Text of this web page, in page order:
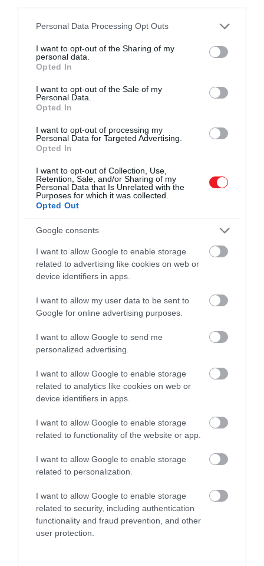
Please note that this website/app uses one or more Google
not limited to your visit or usage behaviour. You may click to
grant or deny consent to Google and its third-party tags to
use your data for below specified purposes in below Google
consent section.
Personal Data Processing Opt Outs
I want to opt-out of the Sharing of my
personal data.
Opted In
I want to opt-out of the Sale of my
Personal Data.
Opted In
I want to opt-out of processing my
Personal Data for Targeted Advertising.
Opted In
I want to opt-out of Collection, Use,
Retention, Sale, and/or Sharing of my
Personal Data that Is Unrelated with the
Purposes for which it was collected.
Opted Out
Google consents
I want to allow Google to enable storage
related to advertising like cookies on web or
device identifiers in apps.
I want to allow my user data to be sent to
Google for online advertising purposes.
I want to allow Google to send me
personalized advertising.
I want to allow Google to enable storage
related to analytics like cookies on web or
device identifiers in apps.
I want to allow Google to enable storage
related to functionality of the website or app.
I want to allow Google to enable storage
related to personalization.
I want to allow Google to enable storage
related to security, including authentication
functionality and fraud prevention, and other
user protection.
Az elmúlt napokban Miley Cyrus
exférjének, Liam Hemsworthnek címzett
évtizedekben az ilyen jellegű zenék
emberek millióira voltak óriási hatással,
ennek apropójából pedig 6 olyan szakítós
dalt gyűjtöttünk össze, ami akkor is
6 dal a szakításról, ami akkor
is megérint, ha épp boldog…
HAMU ÉS GYÉMÁNT